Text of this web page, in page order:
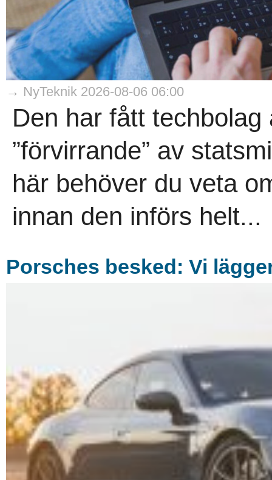
→ NyTeknik 2026-08-06 06:00
Den har fått
”förvirrande” av
här behöver du veta
innan den införs helt...
Porsches besked: Vi